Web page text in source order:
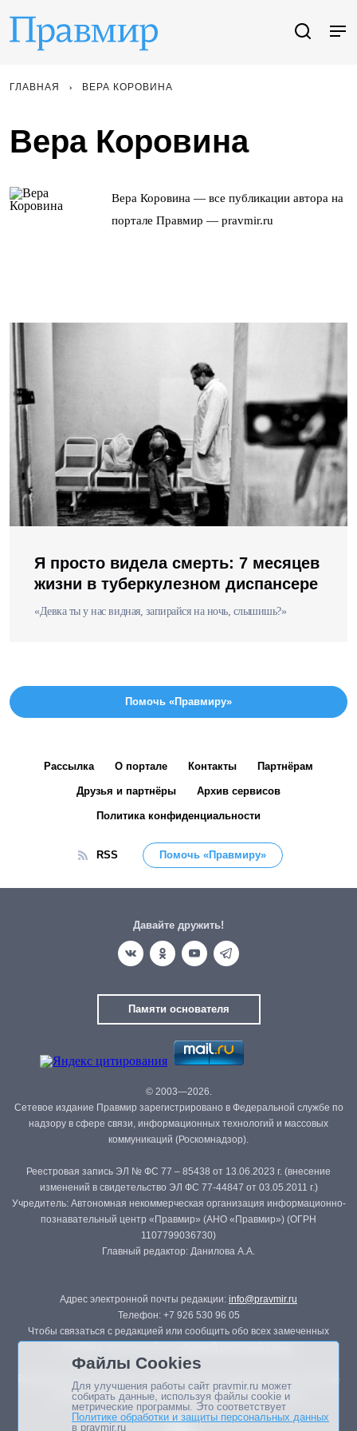
ГЛАВНАЯ ВЕРА КОРОВИНА
Вера Коровина
Вера Коровина — все публикации автора на
портале Правмир — pravmir.ru
Я просто видела смерть: 7 месяцев
жизни в туберкулезном диспансере
«Девка ты у нас видная, запирайся на ночь, слышишь?»
Помочь «Правмиру»
Рассылка О портале Контакты Партнёрам
Друзья и партнёры Архив сервисов
Политика конфиденциальности
RSS Помочь «Правмиру»
Давайте дружить!
Памяти основателя
© 2003—2026.
Сетевое издание Правмир зарегистрировано в Федеральной службе по
надзору в сфере связи, информационных технологий и массовых
коммуникаций (Роскомнадзор).
Реестровая запись ЭЛ № ФС 77 – 85438 от 13.06.2023 г. (внесение
изменений в свидетельство ЭЛ ФС 77-44847 от 03.05.2011 г.)
Учредитель: Автономная некоммерческая организация информационно-
познавательный центр «Правмир» (АНО «Правмир») (ОГРН
1107799036730)
Главный редактор: Данилова А.А.
Адрес электронной почты редакции: info@pravmir.ru
Телефон: +7 926 530 96 05
Чтобы связаться с редакцией или сообщить обо всех замеченных
Републикация материалов сайта в печатных изданиях (книгах, прессе)
возможна только с письменного разрешения редакции.
Файлы Cookies
Для улучшения работы сайт pravmir.ru может
собирать данные, используя файлы cookie и
метрические программы. Это соответствует
Политике обработки и защиты персональных данных
в pravmir.ru